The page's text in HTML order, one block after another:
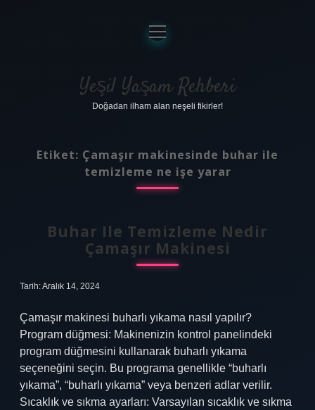
Anasayfa
Gizlilik Politikası
Yasal Uyarı
menüyü
aç
Yeşil Yaşam Rehberi
Doğadan ilham alan neşeli fikirler!
Etiket: Çamaşır makinesinde buhar ile
temizleme ne işe yarar
Buhar Ile Temizleme Nedir
Çamaşır Makinesi
Tarih: Aralık 14, 2024
Çamaşır makinesi buharlı yıkama nasıl yapılır?
Program düğmesi: Makinenizin kontrol panelindeki
program düğmesini kullanarak buharlı yıkama
seçeneğini seçin. Bu programa genellikle “buharlı
yıkama”, “buharlı yıkama” veya benzeri adlar verilir.
Sıcaklık ve sıkma ayarları: Varsayılan sıcaklık ve sıkma